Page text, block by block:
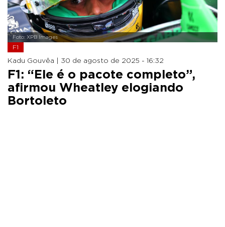
Foto: XPB Images
F1
Kadu Gouvêa | 30 de agosto de 2025 - 16:32
F1: “Ele é o pacote completo”,
afirmou Wheatley elogiando
Bortoleto